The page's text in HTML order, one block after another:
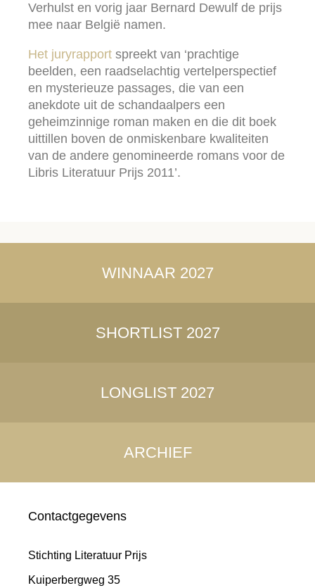
Verhulst en vorig jaar Bernard Dewulf de prijs
mee naar België namen.
Het juryrapport spreekt van ‘prachtige
beelden, een raadselachtig vertelperspectief
en mysterieuze passages, die van een
anekdote uit de schandaalpers een
geheimzinnige roman maken en die dit boek
uittillen boven de onmiskenbare kwaliteiten
van de andere genomineerde romans voor de
Libris Literatuur Prijs 2011’.
WINNAAR 2027
SHORTLIST 2027
LONGLIST 2027
ARCHIEF
Contactgegevens
Stichting Literatuur Prijs
Kuiperbergweg 35